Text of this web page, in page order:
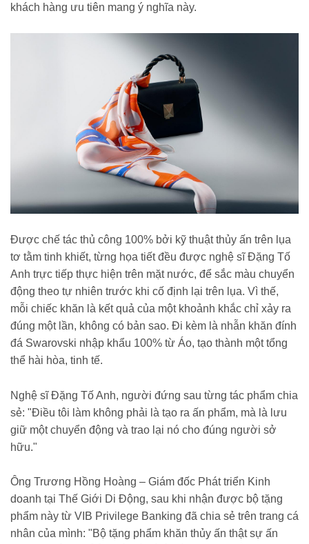
khách hàng ưu tiên mang ý nghĩa này.
Được chế tác thủ công 100% bởi kỹ thuật thủy ấn trên lụa
tơ tằm tinh khiết, từng họa tiết đều được nghệ sĩ Đặng Tố
Anh trực tiếp thực hiện trên mặt nước, để sắc màu chuyển
động theo tự nhiên trước khi cố định lại trên lụa. Vì thế,
mỗi chiếc khăn là kết quả của một khoảnh khắc chỉ xảy ra
đúng một lần, không có bản sao. Đi kèm là nhẫn khăn đính
đá Swarovski nhập khẩu 100% từ Áo, tạo thành một tổng
thể hài hòa, tinh tế.
Nghệ sĩ Đặng Tố Anh, người đứng sau từng tác phẩm chia
sẻ: "Điều tôi làm không phải là tạo ra ấn phẩm, mà là lưu
giữ một chuyển động và trao lại nó cho đúng người sở
hữu."
Ông Trương Hồng Hoàng – Giám đốc Phát triển Kinh
doanh tại Thế Giới Di Động, sau khi nhận được bộ tặng
phẩm này từ VIB Privilege Banking đã chia sẻ trên trang cá
nhân của mình: "Bộ tặng phẩm khăn thủy ấn thật sự ấn